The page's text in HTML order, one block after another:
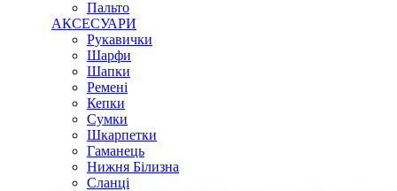
Пальто
АКСЕСУАРИ
Рукавички
Шарфи
Шапки
Ремені
Кепки
Сумки
Шкарпетки
Гаманець
Нижня Білизна
Сланці